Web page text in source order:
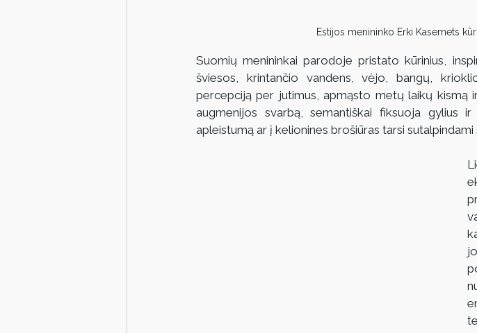
Estijos menininko Erki Kasemets
Suomių menininkai parodoje pristato kūrinius,
šviesos, krintančio vandens, vėjo, bangų,
percepciją per jutimus, apmąsto metų laikų kismą
augmenijos svarbą, semantiškai fiksuoja gylius
apleistumą ar į kelionines brošiūras tarsi